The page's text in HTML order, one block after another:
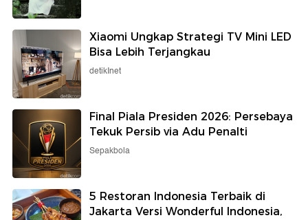
Xiaomi Ungkap Strategi TV Mini LED
Bisa Lebih Terjangkau
detikInet
Final Piala Presiden 2026: Persebaya
Tekuk Persib via Adu Penalti
Sepakbola
5 Restoran Indonesia Terbaik di
Jakarta Versi Wonderful Indonesia,